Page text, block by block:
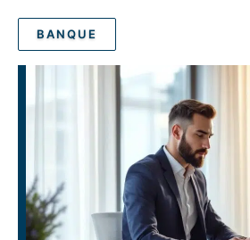
BANQUE